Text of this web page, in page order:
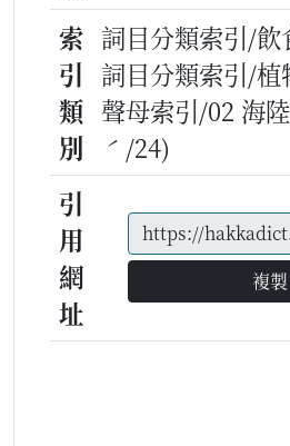
索
引
類
別
詞目分類索引/飲
詞目分類索引/植
聲母索引/02 海
ˊ/24)
引
用
網
址
複製